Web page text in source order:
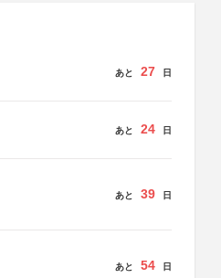
あと 27 日
あと 24 日
あと 39 日
あと 54 日